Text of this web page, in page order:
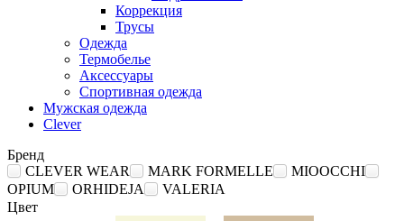
Коррекция
Трусы
Одежда
Термобелье
Аксессуары
Спортивная одежда
Мужская одежда
Clever
Бренд
CLEVER WEAR
MARK FORMELLE
MIOOCCHI
OPIUM
ORHIDEJA
VALERIA
Цвет